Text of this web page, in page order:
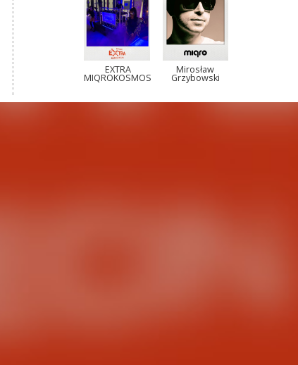
EXTRA
MIQROKOSMOS
Mirosław
Grzybowski